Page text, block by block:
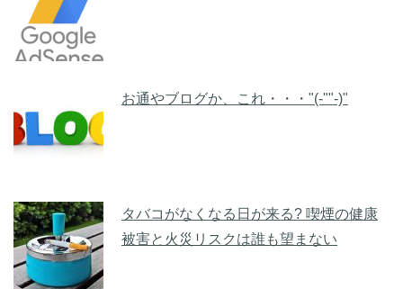
お通やブログか、これ・・・"(-""-)"
タバコがなくなる日が来る? 喫煙の健康
被害と火災リスクは誰も望まない